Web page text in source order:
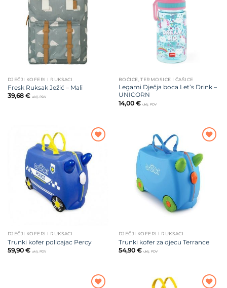
želja
DJEČJI KOFERI I RUKSACI
Fresk Ruksak Ježić – Mali
39,68 € uklj. PDV
BOČICE, TERMOSICE I ČAŠICE
Legami Dječja boca Let’s Drink –
UNICORN
14,00 € uklj. PDV
na listu
želja
DJEČJI KOFERI I RUKSACI
Trunki kofer policajac Percy
59,90 € uklj. PDV
na listu
želja
DJEČJI KOFERI I RUKSACI
Trunki kofer za djecu Terrance
54,90 € uklj. PDV